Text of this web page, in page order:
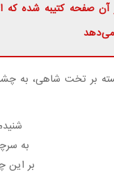
آن صفحه کتیبه شده که
می‌دهد
بر تخت شاهی، به
به
بر این